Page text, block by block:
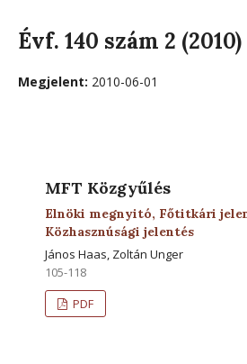
Évf. 140 szám 2 (2010)
Megjelent: 2010-06-01
MFT Közgyűlés
Elnöki megnyitó, Főtitkári
Közhasznúsági jelentés
János Haas, Zoltán Unger
105-118
PDF